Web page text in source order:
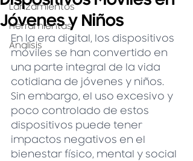
Lanzamientos
Herramientas
Analisis
Jóvenes y Niños
En la era digital, los dispositivos
móviles se han convertido en
una parte integral de la vida
cotidiana de jóvenes y niños.
Sin embargo, el uso excesivo y
poco controlado de estos
dispositivos puede tener
impactos negativos en el
bienestar físico, mental y social